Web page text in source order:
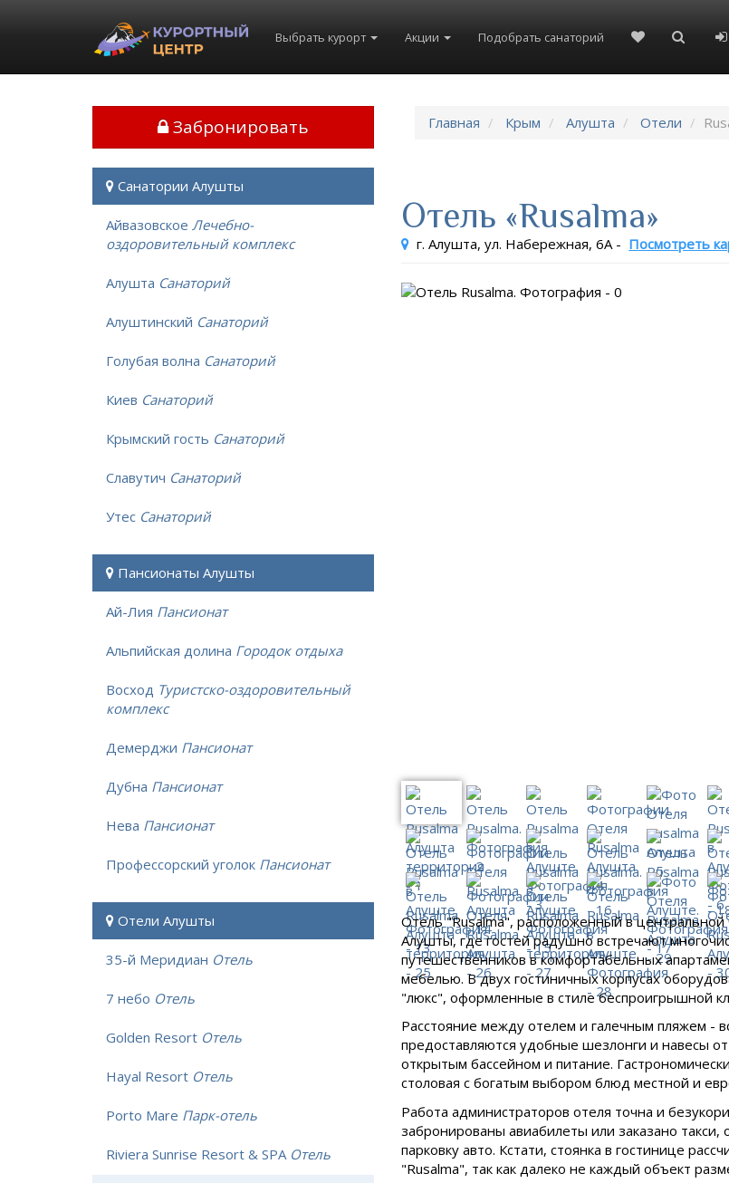
Выбрать курорт Акции Подобрать санаторий
Главная Крым Алушта Отели
Отель «Rusalma»
г. Алушта, ул. Набережная, 6А- Посмотреть
Отель "Rusalma", расположенный в центральной
Алушты, где гостей радушно встречают
путешественников в комфортабельных
мебелью. В двух гостиничных корпусах
"люкс", оформленные в стиле беспроигрышной
Расстояние между отелем и галечным пляжем -
предоставляются удобные шезлонги и навесы
открытым бассейном и питание.
столовая с богатым выбором блюд местной и
Работа администраторов отеля точна и
забронированы авиабилеты или заказано
парковку авто. Кстати, стоянка в гостинице
"Rusalma", так как далеко не каждый объект
Забронировать
Санатории Алушты
Айвазовское Лечебно-
оздоровительный комплекс
Алушта Санаторий
Алуштинский Санаторий
Голубая волна Санаторий
Киев Санаторий
Крымский гость Санаторий
Славутич Санаторий
Утес Санаторий
Пансионаты Алушты
Ай-Лия Пансионат
Альпийская долина Городок отдыха
Восход Туристско-оздоровительный
комплекс
Демерджи Пансионат
Дубна Пансионат
Нева Пансионат
Профессорский уголок Пансионат
Отели Алушты
35-й Меридиан Отель
7 небо Отель
Golden Resort Отель
Hayal Resort Отель
Porto Mare Парк-отель
Riviera Sunrise Resort & SPA Отель